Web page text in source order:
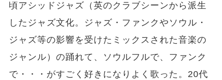
頃アシッドジャズ（英のクラブシーンから派生
したジャズ文化。ジャズ・ファンクやソウル・
ジャズ等の影響を受けたミックスされた音楽の
ジャンル）の踊れて、ソウルフルで、ファンク
で・・・がすごく好きになりよく歌った。20代